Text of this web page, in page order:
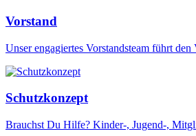
Vorstand
Unser engagiertes Vorstandsteam führt
Schutzkonzept
Brauchst Du Hilfe? Kinder-, Jugend-,